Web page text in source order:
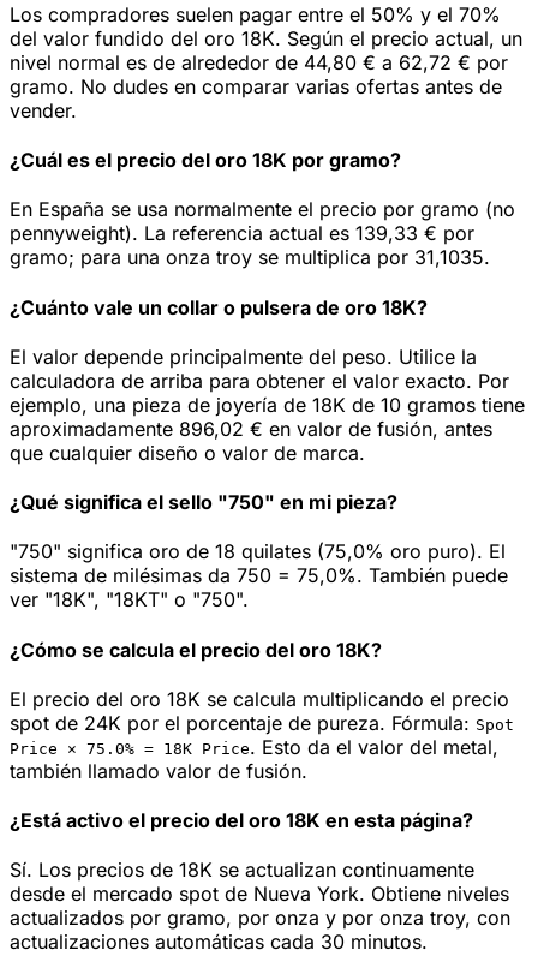
Los compradores suelen pagar entre el 50% y el 70%
del valor fundido del oro 18K. Según el precio actual, un
nivel normal es de alrededor de 44,80 € a 62,72 € por
gramo. No dudes en comparar varias ofertas antes de
vender.
¿Cuál es el precio del oro 18K por gramo?
En España se usa normalmente el precio por gramo (no
pennyweight). La referencia actual es 139,33 € por
gramo; para una onza troy se multiplica por 31,1035.
¿Cuánto vale un collar o pulsera de oro 18K?
El valor depende principalmente del peso. Utilice la
calculadora de arriba para obtener el valor exacto. Por
ejemplo, una pieza de joyería de 18K de 10 gramos tiene
aproximadamente 896,02 € en valor de fusión, antes
que cualquier diseño o valor de marca.
¿Qué significa el sello "750" en mi pieza?
"750" significa oro de 18 quilates (75,0% oro puro). El
sistema de milésimas da 750 = 75,0%. También puede
ver "18K", "18KT" o "750".
¿Cómo se calcula el precio del oro 18K?
El precio del oro 18K se calcula multiplicando el precio
spot de 24K por el porcentaje de pureza. Fórmula: Spot
Price × 75.0% = 18K Price. Esto da el valor del metal,
también llamado valor de fusión.
¿Está activo el precio del oro 18K en esta página?
Sí. Los precios de 18K se actualizan continuamente
desde el mercado spot de Nueva York. Obtiene niveles
actualizados por gramo, por onza y por onza troy, con
actualizaciones automáticas cada 30 minutos.